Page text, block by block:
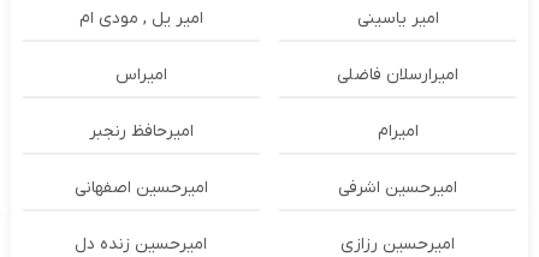
امیر یاسینی امیر یل , مودی ام
امیرارسلان فاضلی امیراس
امیرام امیرحافظ رنجبر
امیرحسین اشرفی امیرحسین اصفهانی
امیرحسین رزازی امیرحسین زنده دل